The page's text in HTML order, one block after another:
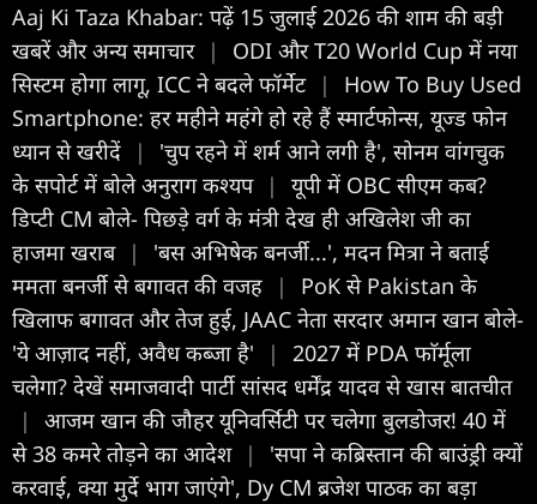
Aaj Ki Taza Khabar: पढ़ें 15 जुलाई 2026 की शाम की बड़ी
खबरें और अन्य समाचार |
ODI और T20 World Cup में नया
सिस्टम होगा लागू, ICC ने बदले फॉर्मेट |
How To Buy Used
Smartphone: हर महीने महंगे हो रहे हैं स्मार्टफोन्स, यूज्ड फोन
ध्यान से खरीदें
|
'चुप रहने में शर्म आने लगी है', सोनम वांगचुक
के सपोर्ट में बोले अनुराग कश्यप |
यूपी में OBC सीएम कब?
डिप्टी CM बोले- पिछड़े वर्ग के मंत्री देख ही अखिलेश जी का
हाजमा खराब |
'बस अभिषेक बनर्जी...', मदन मित्रा ने बताई
ममता बनर्जी से बगावत की वजह
|
PoK से Pakistan के
खिलाफ बगावत और तेज हुई, JAAC नेता सरदार अमान खान बोले-
'ये आज़ाद नहीं, अवैध कब्जा है'
|
2027 में PDA फाॅर्मूला
चलेगा? देखें समाजवादी पार्टी सांसद धर्मेंद्र यादव से खास बातचीत
|
आजम खान की जौहर यूनिवर्सिटी पर चलेगा बुलडोजर! 40 में
से 38 कमरे तोड़ने का आदेश |
'सपा ने कब्रिस्तान की बाउंड्री क्यों
करवाई, क्या मुर्दे भाग जाएंगे', Dy CM ब्रजेश पाठक का बड़ा